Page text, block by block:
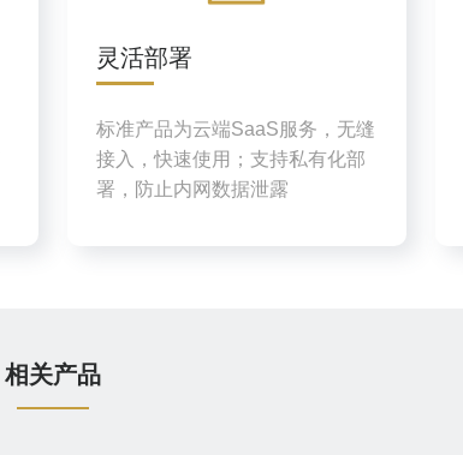
灵活部署
标准产品为云端SaaS服务，无缝
接入，快速使用；支持私有化部
署，防止内网数据泄露
相关产品